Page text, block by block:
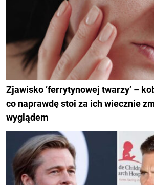
Zjawisko ’ferrytynowej twarzy’ –
co naprawdę stoi za ich wiecznie
wyglądem